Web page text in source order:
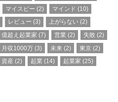
マイスピー (2) マインド (10)
レビュー (3) 上がらない (2)
億超え起業家 (7) 営業 (2) 失敗 (2)
月収1000万 (3) 未来 (2) 東京 (2)
資産 (2) 起業 (14) 起業家 (25)